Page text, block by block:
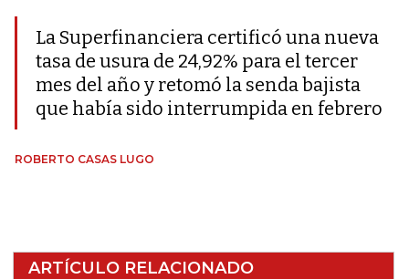
La Superfinanciera certificó una nueva
tasa de usura de 24,92% para el tercer
mes del año y retomó la senda bajista
que había sido interrumpida en febrero
ROBERTO CASAS LUGO
ARTÍCULO RELACIONADO